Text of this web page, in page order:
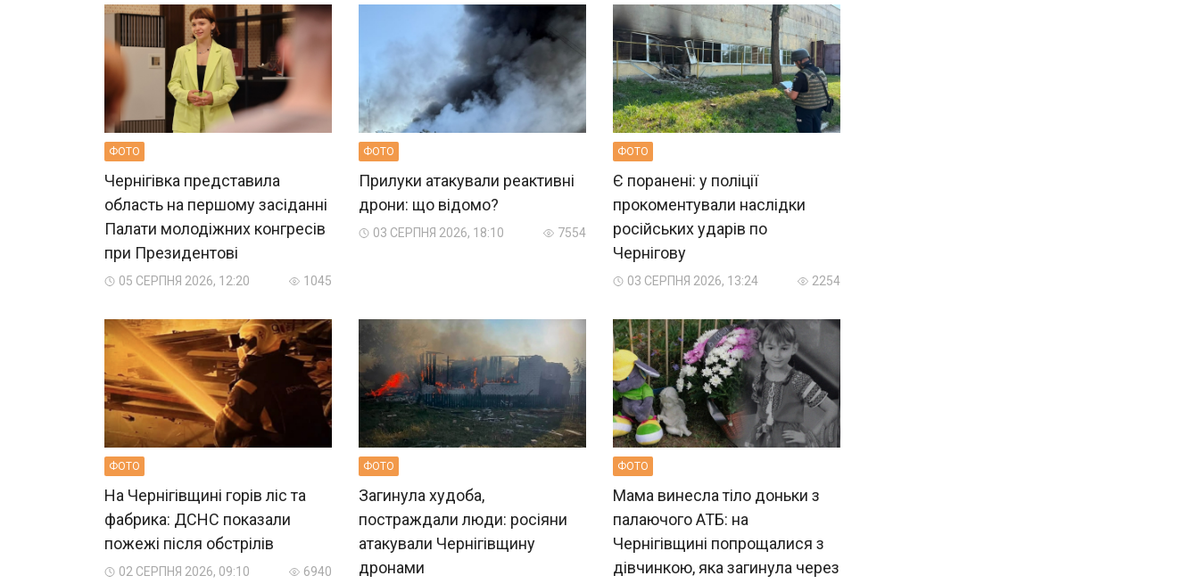
ФОТО
Чернігівка представила
область на першому засіданні
Палати молодіжних конгресів
при Президентові
05 СЕРПНЯ 2026, 12:20 1045
ФОТО
Прилуки атакували реактивні
дрони: що відомо?
03 СЕРПНЯ 2026, 18:10 7554
ФОТО
Є поранені: у поліції
прокоментували наслідки
російських ударів по
Чернігову
03 СЕРПНЯ 2026, 13:24 2254
ФОТО
На Чернігівщині горів ліс та
фабрика: ДСНС показали
пожежі після обстрілів
02 СЕРПНЯ 2026, 09:10 6940
ФОТО
Загинула худоба,
постраждали люди: росіяни
атакували Чернігівщину
дронами
ФОТО
Мама винесла тіло доньки з
палаючого АТБ: на
Чернігівщині попрощалися з
дівчинкою, яка загинула через